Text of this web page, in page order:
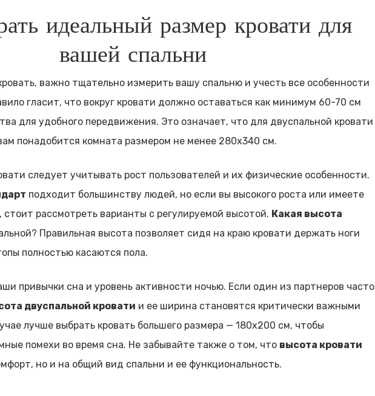
идеальный размер кровати для
вашей спальни
важно тщательно измерить вашу спальню и учесть все особенности
гласит, что вокруг кровати должно оставаться как минимум 60-70 см
для удобного передвижения. Это означает, что для двуспальной кровати
понадобится комната размером не менее 280х340 см.
следует учитывать рост пользователей и их физические особенности.
подходит большинству людей, но если вы высокого роста или имеете
рассмотреть варианты с регулируемой высотой. Какая высота
Правильная высота позволяет сидя на краю кровати держать ноги
полностью касаются пола.
привычки сна и уровень активности ночью. Если один из партнеров часто
двуспальной кровати и ее ширина становятся критически важными
лучше выбрать кровать большего размера — 180х200 см, чтобы
помехи во время сна. Не забывайте также о том, что высота кровати
но и на общий вид спальни и ее функциональность.